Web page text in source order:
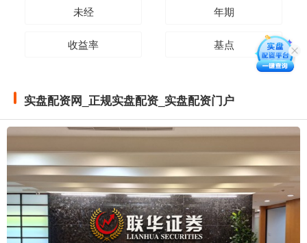
未经 年期
收益率 基点
实盘配资网_正规实盘配资_实盘配资门户